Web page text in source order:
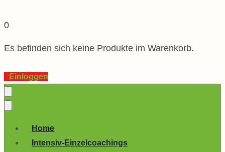
0
Es befinden sich keine Produkte im Warenkorb.
Einloggen
Home
Intensiv-Einzelcoachings